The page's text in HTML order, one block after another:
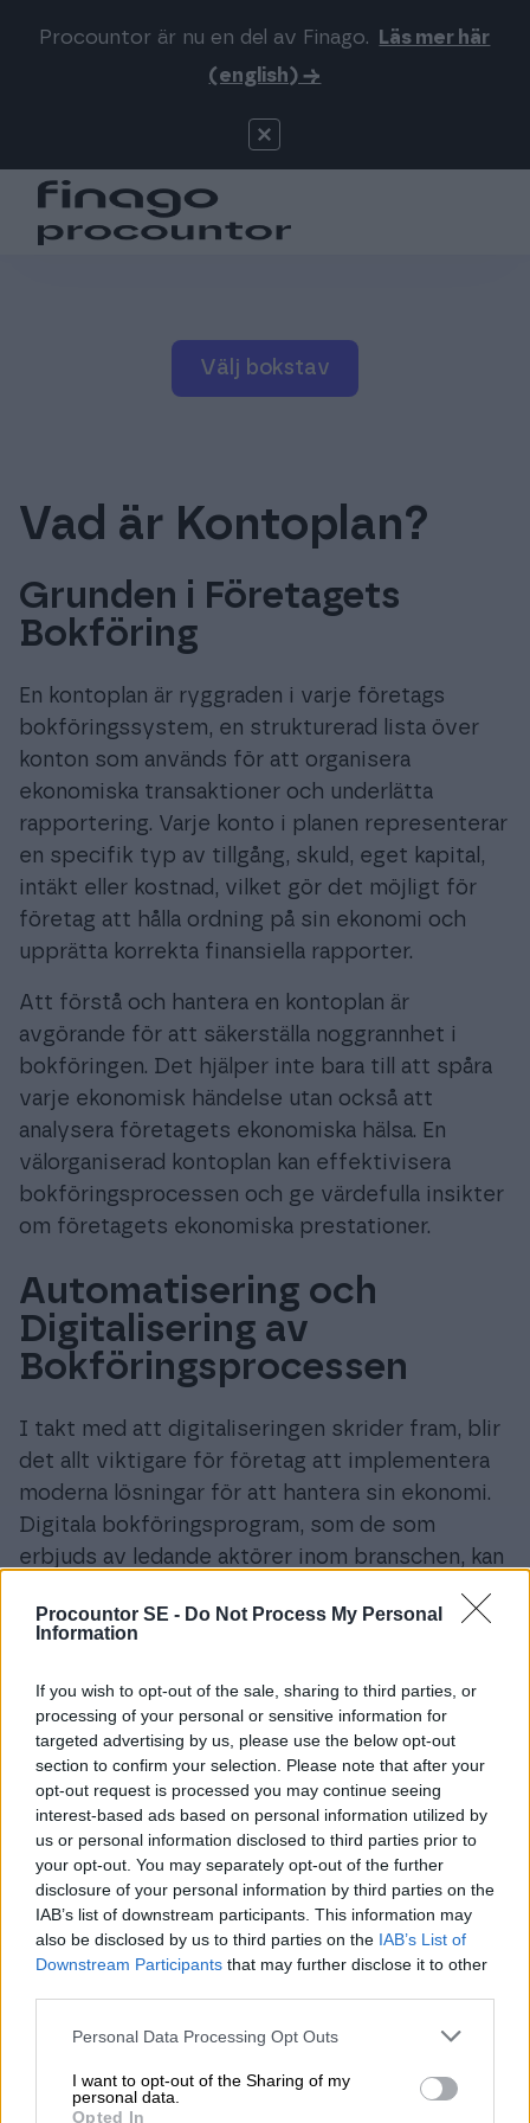
Procountor SE - Do Not Process My Personal
Information
If you wish to opt-out of the sale, sharing to third parties, or
processing of your personal or sensitive information for
targeted advertising by us, please use the below opt-out
section to confirm your selection. Please note that after your
opt-out request is processed you may continue seeing
interest-based ads based on personal information utilized by
us or personal information disclosed to third parties prior to
your opt-out. You may separately opt-out of the further
disclosure of your personal information by third parties on the
IAB’s list of downstream participants. This information may
also be disclosed by us to third parties on the IAB’s List of
Downstream Participants that may further disclose it to other
Please note that this website/app uses one or more Google
not limited to your visit or usage behaviour. You may click to
grant or deny consent to Google and its third-party tags to
Personal Data Processing Opt Outs
I want to opt-out of the Sharing of my
personal data.
Opted In
Procountor är nu en del av Finago.
Läs mer här
(english) →
Sök på webbsidan
Logga in
Signatur
Priser
Logga in
Välj bokstav
Vad är Kontoplan?
Grunden i Företagets
Bokföring
En kontoplan är ryggraden i varje företags
bokföringssystem, en strukturerad lista över
konton som används för att organisera
ekonomiska transaktioner och underlätta
rapportering. Varje konto i planen representerar
en specifik typ av tillgång, skuld, eget kapital,
intäkt eller kostnad, vilket gör det möjligt för
företag att hålla ordning på sin ekonomi och
upprätta korrekta finansiella rapporter.
Att förstå och hantera en kontoplan är
avgörande för att säkerställa noggrannhet i
bokföringen. Det hjälper inte bara till att spåra
varje ekonomisk händelse utan också att
analysera företagets ekonomiska hälsa. En
välorganiserad kontoplan kan effektivisera
bokföringsprocessen och ge värdefulla insikter
om företagets ekonomiska prestationer.
Automatisering och
Digitalisering av
Bokföringsprocessen
I takt med att digitaliseringen skrider fram, blir
det allt viktigare för företag att implementera
moderna lösningar för att hantera sin ekonomi.
Digitala bokföringsprogram, som de som
erbjuds av ledande aktörer inom branschen, kan
automatisera hanteringen av kontoplaner och
därmed minska risken för mänskliga fel
Dessa programvaror tillåter inte bara enkel
tillgång och uppdatering av kontoplanen utan
erbjuder också integrerade funktioner som
bankkopplingar och automatiserade rapporter.
Detta ger företag en realtidsöversikt över sin
ekonomi och möjliggör snabbare
beslutsfattande baserat på aktuell och korrekt
information.
Resurser för Fördjupad
Kunskap
För de som vill fördjupa sin förståelse för